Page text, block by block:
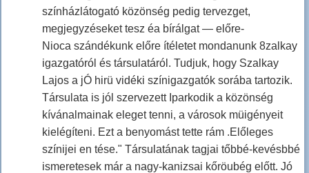
színházlátogató közönség pedig tervezget,
megjegyzéseket tesz éa bírálgat — előre-
Nioca szándékunk előre ítéletet mondanunk 8zalkay
igazgatóról és társulatáról. Tudjuk, hogy Szalkay
Lajos a jÓ hirü vidéki színigazgatók sorába tartozik.
Társulata is jól szervezett Iparkodik a közönség
kívánalmainak eleget tenni, a városok müigényeit
kielégíteni. Ezt a benyomást tette rám .Előleges
színijei en tése." Társulatának tagjai tőbbé-kevésbbé
ismeretesek már a nagy-kanizsai kőröubég előtt. Jó